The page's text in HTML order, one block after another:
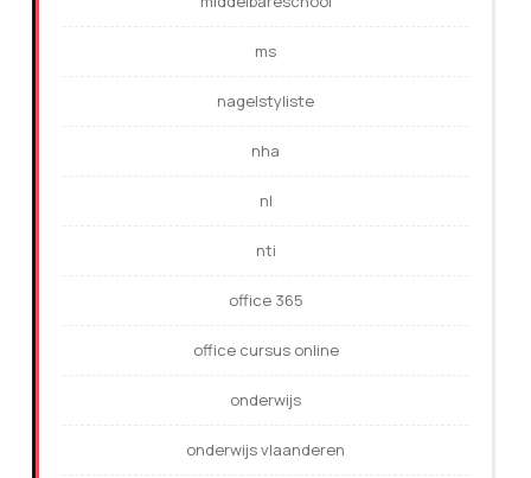
ms
nagelstyliste
nha
nl
nti
office 365
office cursus online
onderwijs
onderwijs vlaanderen